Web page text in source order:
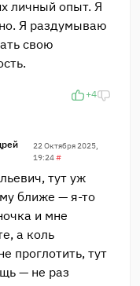
личный опыт. Я
Я раздумываю
свою
+4
22 Октября 2025,
19:24#
тут уж
ближе — я-то
и мне
а коль
проглотить, тут
— не раз